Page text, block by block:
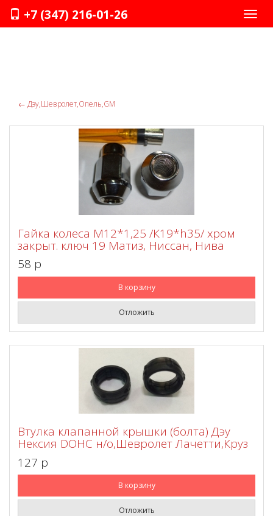
+7 (347) 216-01-26
← Дэу,Шевролет,Опель,GM
Гайка колеса М12*1,25 /К19*h35/ хром
закрыт. ключ 19 Матиз, Ниссан, Нива
58 p
В корзину
Отложить
Втулка клапанной крышки (болта) Дэу
Нексия DOHC н/о,Шевролет Лачетти,Круз
127 p
В корзину
Отложить